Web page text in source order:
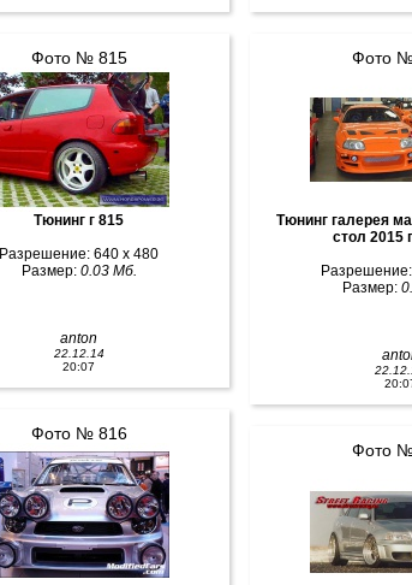
Фото № 815
Тюнинг г 815
Разрешение: 640 x 480
Размер: 0.03 Мб.
anton
22.12.14
20:07
Фото № 816
Фото
Тюнинг галерея
стол 2015
Размер:
Фото